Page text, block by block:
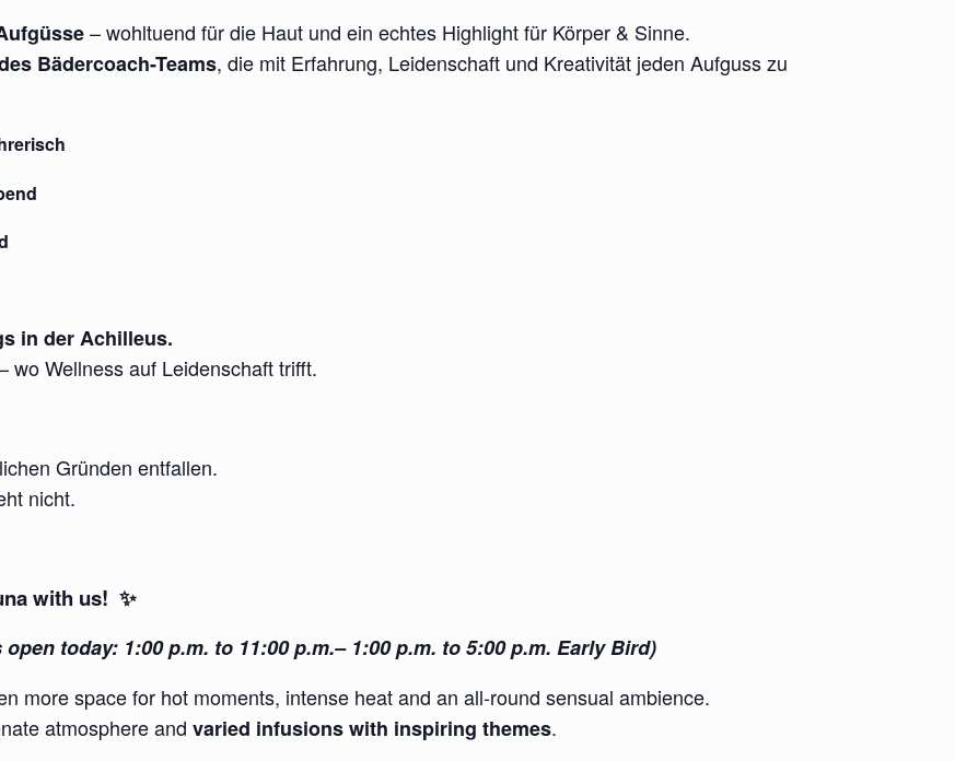
– wohltuend für die Haut und ein echtes Highlight für Körper & Sinne.
Bädercoach-Teams, die mit Erfahrung, Leidenschaft und Kreativität jeden Aufguss zu
in der Achilleus.
wo Wellness auf Leidenschaft trifft.
Gründen entfallen.
nicht.
with us! ✨
today: 1:00 p.m. to 11:00 p.m.– 1:00 p.m. to 5:00 p.m. Early Bird)
more space for hot moments, intense heat and an all-round sensual ambience.
atmosphere and varied infusions with inspiring themes.